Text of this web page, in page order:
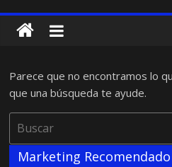
Parece que no encontramos lo
que una búsqueda te ayude.
Marketing Recomendado